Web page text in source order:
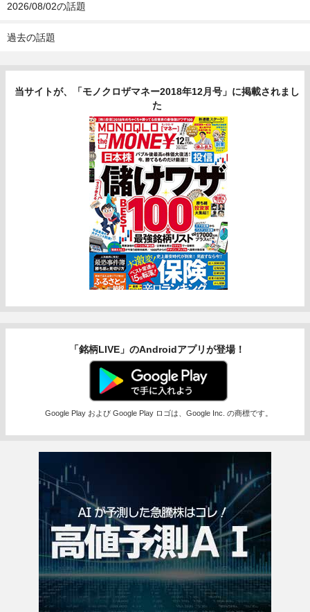
2026/08/02の話題
過去の話題
当サイトが、「モノクロザマネー2018年12月号」に掲載されまし
た
「銘柄LIVE」のAndroidアプリが登場！
Google Play および Google Play ロゴは、Google Inc. の商標です。